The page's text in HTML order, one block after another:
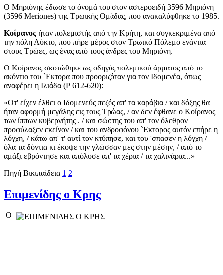
Ο Μηριόνης έδωσε το όνομά του στον αστεροειδή 3596 Μηριόνη
(3596 Meriones) της Τρωικής Ομάδας, που ανακαλύφθηκε το 1985.
Κοίρανος ήταν πολεμιστής από την Κρήτη, και συγκεκριμένα από
την πόλη Λύκτο, που πήρε μέρος στον Τρωικό Πόλεμο ενάντια
στους Τρώες, ως ένας από τους άνδρες του Μηριόνη.
O Κοίρανος σκοτώθηκε ως οδηγός πολεμικού άρματος από το
ακόντιο του `Εκτορα που προοριζόταν για τον Ιδομενέα, όπως
αναφέρει η Ιλιάδα (Ρ 612-620):
«Οτ' είχεν έλθει ο Ιδομενεύς πεζός απ' τα καράβια / και δόξης θα
ήταν αφορμή μεγάλης εις τους Τρώας, / αν δεν έφθανε ο Κοίρανος
των ίππων κυβερνήτης . / και σώστης του απ' τον όλεθρον
προφύλαξεν εκείνον / και του ανδροφόνου `Εκτορος αυτόν επήρε η
λόγχη, / κάτω απ' τ' αυτί τον κτύπησε, και του 'σπασεν η λόγχη /
όλα τα δόντια κι έκοψε την γλώσσαν μες στην μέσην, / από το
αμάξι εβρόντησε και απόλυσε απ' τα χέρια / τα χαλινάρια...»
Πηγή Βικιπαίδεια 1 2
Επιμενίδης ο Κρης
O